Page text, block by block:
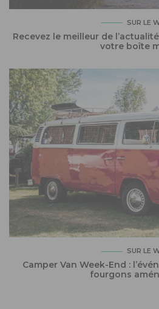
SUR LE
Recevez le meilleur de
votre boîte
SUR LE
Camper Van Week-End :
fourgons